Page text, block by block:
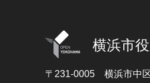
横浜市
〒231-0005 横浜市中